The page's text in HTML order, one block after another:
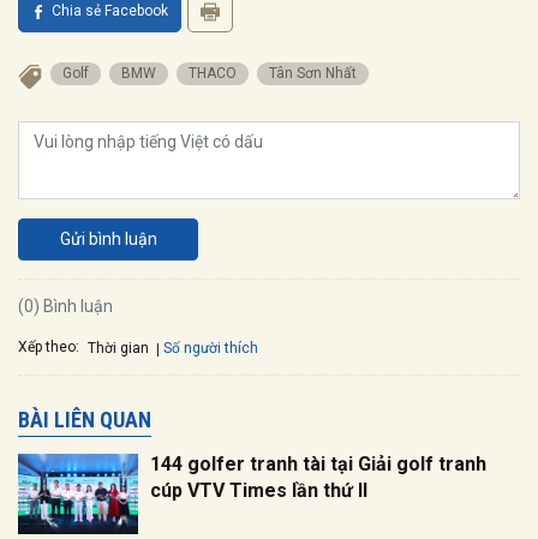
Chia sẻ Facebook
Golf BMW THACO Tân Sơn Nhất
Gửi bình luận
(0) Bình luận
Xếp theo: Thời gian Số người thích
BÀI LIÊN QUAN
144 golfer tranh tài tại Giải golf tranh
cúp VTV Times lần thứ II